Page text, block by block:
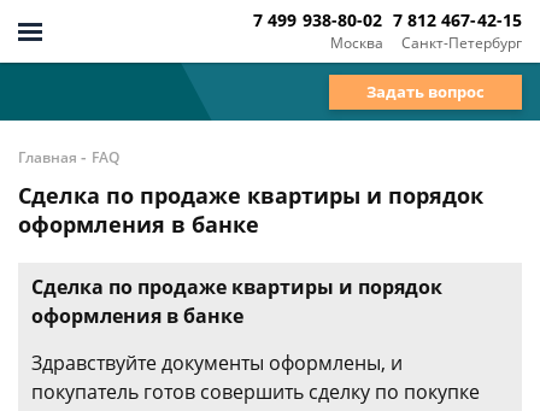
Москва
7 499 938-80-02
Санкт-Петербург
7 812 467-42-15
Задать вопрос
Главная - FAQ
Сделка по продаже квартиры и порядок
оформления в банке
Сделка по продаже квартиры и порядок
оформления в банке
Здравствуйте документы оформлены, и
покупатель готов совершить сделку по покупке